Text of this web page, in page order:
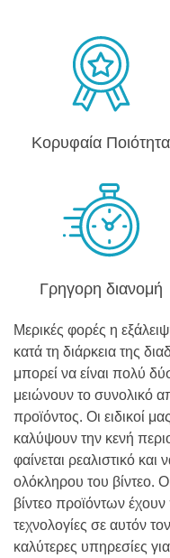
Κορυφαία Ποιότητα
Γρηγορη διανομή
Μερικές φορές η
κατά τη διάρκεια της
μπορεί να είναι πολύ
μειώνουν το συνολικό
προϊόντος. Οι ειδικοί
καλύψουν την κενή
φαίνεται ρεαλιστικό και
ολόκληρου του βίντεο.
βίντεο προϊόντων
τεχνολογίες σε αυτόν
καλύτερες υπηρεσίες